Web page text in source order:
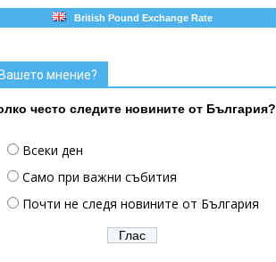
British Pound Exchange Rate
мнение?
често следите новините от България?
Всеки ден
Само при важни събития
Почти не следя новините от България